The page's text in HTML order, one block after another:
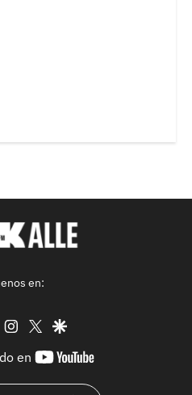
en:
tiktok instagram
twittergoogle
en
youtube-